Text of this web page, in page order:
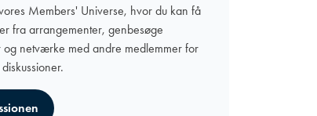
Members' Universe, hvor du kan få
fra arrangementer, genbesøge
og netværke med andre medlemmer for